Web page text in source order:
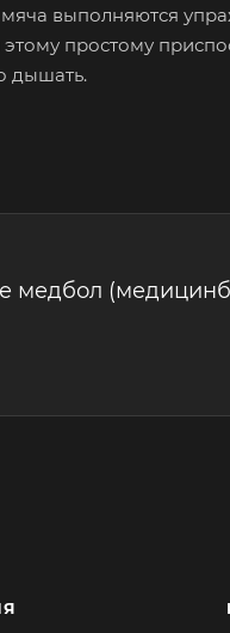
выполняются
этому простому
дышать.
медбол